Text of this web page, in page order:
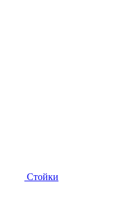
Стойки